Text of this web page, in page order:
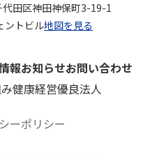
田区神田神保町3-19-1
ントビル地図を見る
報お知らせお問い合わせ
健康経営優良法人
ーポリシー